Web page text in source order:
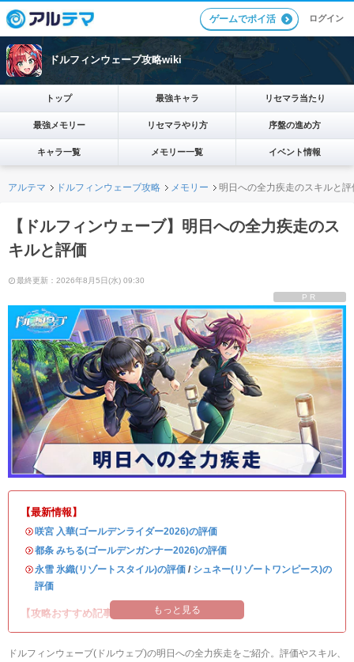
ゲームでポイ活 ログイン
ドルフィンウェーブ攻略wiki
トップ 最強キャラ リセマラ当たり
最強メモリー リセマラやり方 序盤の進め方
キャラ一覧 メモリー一覧 イベント情報
アルテマ ドルフィンウェーブ攻略 メモリー 明日への全力疾走のスキルと評
【ドルフィンウェーブ】明日への全力疾走のス
キルと評価
最終更新：2026年8月5日(水) 09:30
PR
【最新情報】
・咲宮 入華(ゴールデンライダー2026)の評価
・都条 みちる(ゴールデンガンナー2026)の評価
・永雪 氷織(リゾートスタイル)の評価 / シュネー(リゾートワンピース)の
評価
【攻略おすすめ記事】 もっと見る
ドルフィンウェーブ(ドルウェブ)の明日への全力疾走をご紹介。評価やスキル、